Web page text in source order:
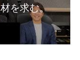
を求む。